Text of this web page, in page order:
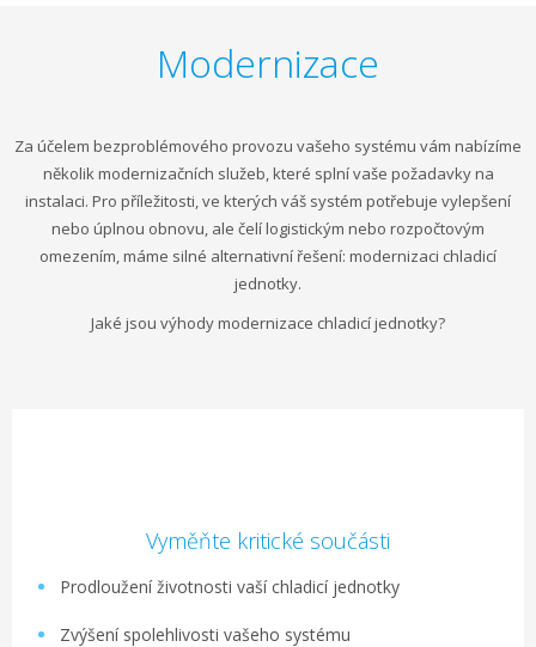
Modernizace
Za účelem bezproblémového provozu vašeho systému vám nabízíme
několik modernizačních služeb, které splní vaše požadavky na
instalaci. Pro příležitosti, ve kterých váš systém potřebuje vylepšení
nebo úplnou obnovu, ale čelí logistickým nebo rozpočtovým
omezením, máme silné alternativní řešení: modernizaci chladicí
jednotky.
Jaké jsou výhody modernizace chladicí jednotky?
Vyměňte kritické součásti
Prodloužení životnosti vaší chladicí jednotky
Zvýšení spolehlivosti vašeho systému